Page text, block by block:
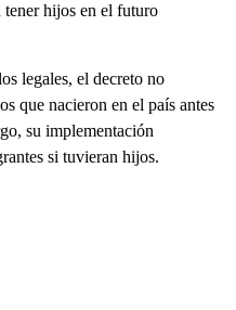
tener hijos en el futuro
legales, el decreto no
que nacieron en el país antes
su implementación
si tuvieran hijos.